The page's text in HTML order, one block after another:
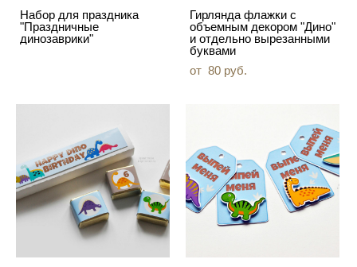
Набор для праздника
"Праздничные
динозаврики"
Гирлянда флажки с
объемным декором "Дино"
и отдельно вырезанными
буквами
от 80 pуб.